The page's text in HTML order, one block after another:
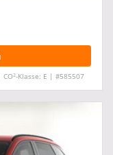
2-Klasse: E | #585507